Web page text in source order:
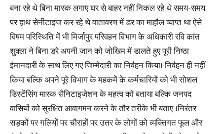
बना रहे थे बिना मास्क लगाए घर से बाहर नहीं निकल रहे थे समय-समय
पर हाथ सेनीटाइज कर रहे थे वातावरण में डर का माहौल व्याप्त था ऐसे
विषम परिस्थिति में भी मिर्जापुर परिवहन विभाग के अधिकारी रवि कांत
शुक्ला ने बिना डरे अपनी जान को जोखिम में डालते हुए पूरी निष्ठा
ईमानदारी के साथ लिए गए जिम्मेदारी का निर्वहन किया। निर्वहन ही नहीं
किया बल्कि अपने पूरे विभाग के महकमें के कर्मचारियों को भी सोशल
डिस्टेंसिंग मास्क सैनिटाइजेशन के महत्व को बताया बल्कि जनपद
वासियों को सुरक्षित आवागमन करने के तौर तरीके भी बताए ।निरंतर
सड़कों पर गलियों पर चौराहों पर उतर के लोगों को व्यक्तिगत फूल और